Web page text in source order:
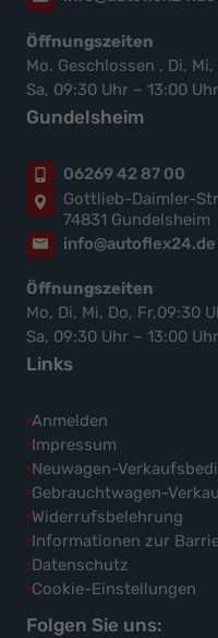
Öffnungszeiten
Mo. Geschlossen , Di,
Sa, 09:30 Uhr – 13:00 Uhr
Gundelsheim
06269 42 87 00
Gottlieb-Daimler-
74831 Gundelsheim
info@autoflex24.de
Öffnungszeiten
Mo, Di, Mi, Do, Fr,09:30
Sa, 09:30 Uhr – 13:00 Uhr
Links
Anmelden
Impressum
Neuwagen-
Gebrauchtwagen-
Widerrufsbelehrung
Informationen zur
Datenschutz
Cookie-Einstellungen
Folgen Sie uns: